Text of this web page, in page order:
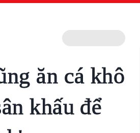
ăn cá khô
khấu để